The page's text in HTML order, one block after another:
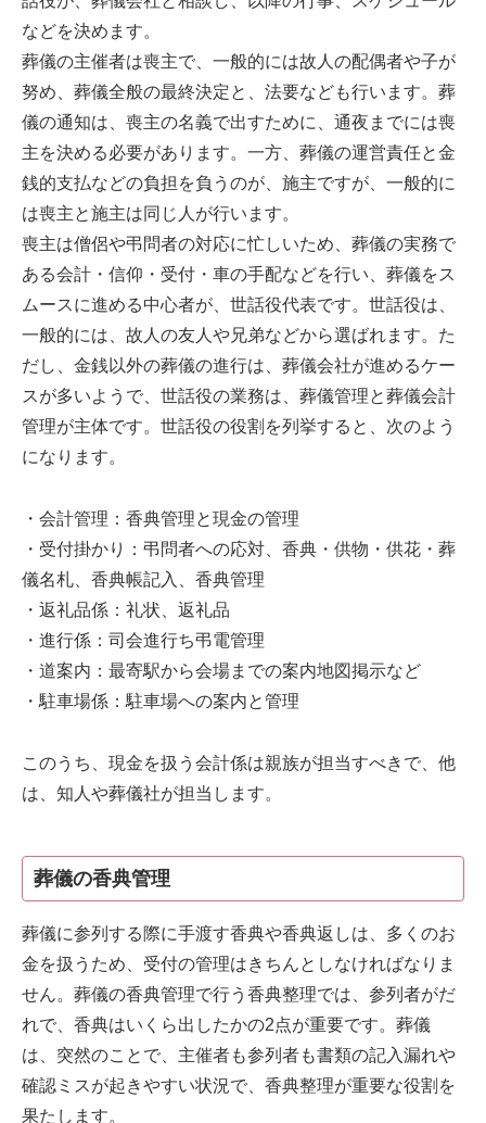
などを決めます。
葬儀の主催者は喪主で、一般的には故人の配偶者や子が
努め、葬儀全般の最終決定と、法要なども行います。葬
儀の通知は、喪主の名義で出すために、通夜までには喪
主を決める必要があります。一方、葬儀の運営責任と金
銭的支払などの負担を負うのが、施主ですが、一般的に
は喪主と施主は同じ人が行います。
喪主は僧侶や弔問者の対応に忙しいため、葬儀の実務で
ある会計・信仰・受付・車の手配などを行い、葬儀をス
ムースに進める中心者が、世話役代表です。世話役は、
一般的には、故人の友人や兄弟などから選ばれます。た
だし、金銭以外の葬儀の進行は、葬儀会社が進めるケー
スが多いようで、世話役の業務は、葬儀管理と葬儀会計
管理が主体です。世話役の役割を列挙すると、次のよう
になります。
・会計管理：香典管理と現金の管理
・受付掛かり：弔問者への応対、香典・供物・供花・葬
儀名札、香典帳記入、香典管理
・返礼品係：礼状、返礼品
・進行係：司会進行ち弔電管理
・道案内：最寄駅から会場までの案内地図掲示など
・駐車場係：駐車場への案内と管理
このうち、現金を扱う会計係は親族が担当すべきで、他
は、知人や葬儀社が担当します。
葬儀の香典管理
葬儀に参列する際に手渡す香典や香典返しは、多くのお
金を扱うため、受付の管理はきちんとしなければなりま
せん。葬儀の香典管理で行う香典整理では、参列者がだ
れで、香典はいくら出したかの2点が重要です。葬儀
は、突然のことで、主催者も参列者も書類の記入漏れや
確認ミスが起きやすい状況で、香典整理が重要な役割を
果たします。